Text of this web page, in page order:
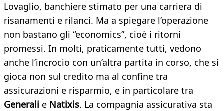
Lovaglio, banchiere stimato per una carriera di
risanamenti e rilanci. Ma a spiegare l’operazione
non bastano gli “economics”, cioè i ritorni
promessi. In molti, praticamente tutti, vedono
anche l’incrocio con un’altra partita in corso, che si
gioca non sul credito ma al confine tra
assicurazioni e risparmio, e in particolare tra
Generali e Natixis. La compagnia assicurativa sta